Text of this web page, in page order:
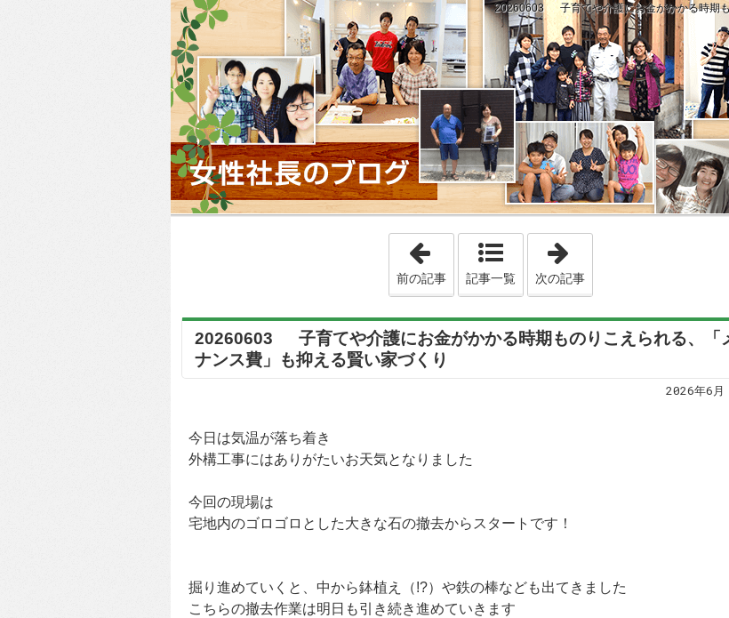
20260603 子育てや介護にお金がかかる時期
「20260602【猫の毛対策】洗濯時のひと工夫
前の記事 記事一覧
「20260604 大きな
次の記事
20260603 子育てや介護にお金がかかる時期ものりこえられる、「
ナンス費」も抑える賢い家づくり
2026年6
今日は気温が落ち着き
外構工事にはありがたいお天気となりました
今回の現場は
宅地内のゴロゴロとした大きな石の撤去からスタートです！
掘り進めていくと、中から鉢植え（!?）や鉄の棒なども出てきました
こちらの撤去作業は明日も引き続き進めていきます